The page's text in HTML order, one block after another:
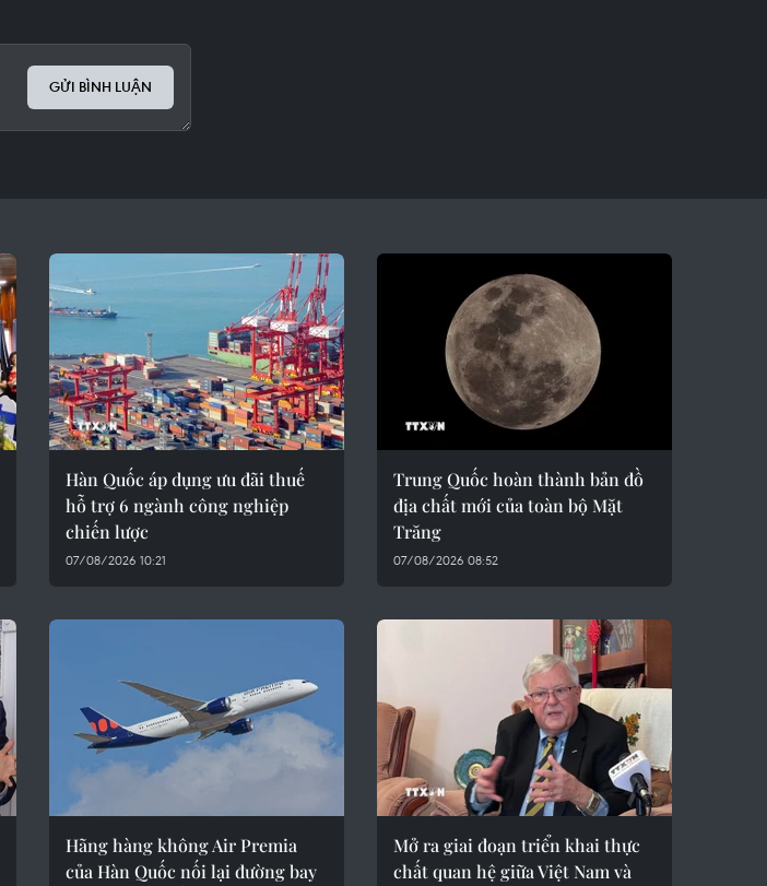
GỬI BÌNH LUẬN
Hàn Quốc áp dụng ưu đãi thuế
hỗ trợ 6 ngành công nghiệp
chiến lược
07/08/2026 10:21
Trung Quốc hoàn thành bản đồ
địa chất mới của toàn bộ Mặt
Trăng
07/08/2026 08:52
Hãng hàng không Air Premia
của Hàn Quốc nối lại đường bay
Mở ra giai đoạn triển khai thực
chất quan hệ giữa Việt Nam và